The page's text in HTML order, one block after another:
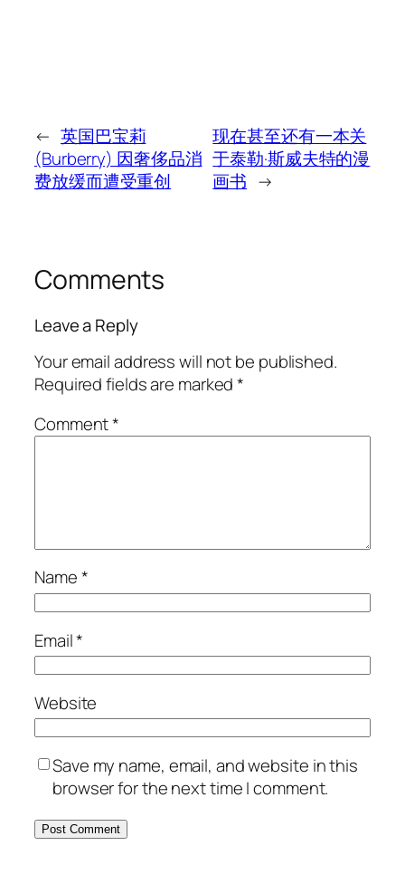
← 英国巴宝莉
(Burberry) 因奢侈品消
费放缓而遭受重创
现在甚至还有一本关
于泰勒·斯威夫特的漫
画书 →
Comments
Leave a Reply
Your email address will not be published.
Required fields are marked*
Comment*
Name*
Email*
Website
Save my name, email, and website in this
browser for the next time I comment.